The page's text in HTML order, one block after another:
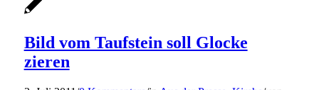
Bild vom Taufstein soll Glocke
zieren